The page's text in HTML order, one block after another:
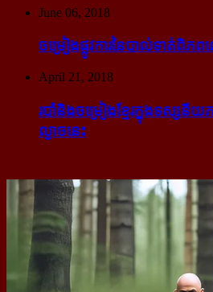
June 06, 2018
ចម្រៀង​ផ្លូវការ​នៃ​បាល់ទាត់​ពិ
April 21, 2018
របាំ​និង​ចម្រៀង​ខ្មែរ​ក្នុង​ទស្សនី
ល្ងាច​នេះ